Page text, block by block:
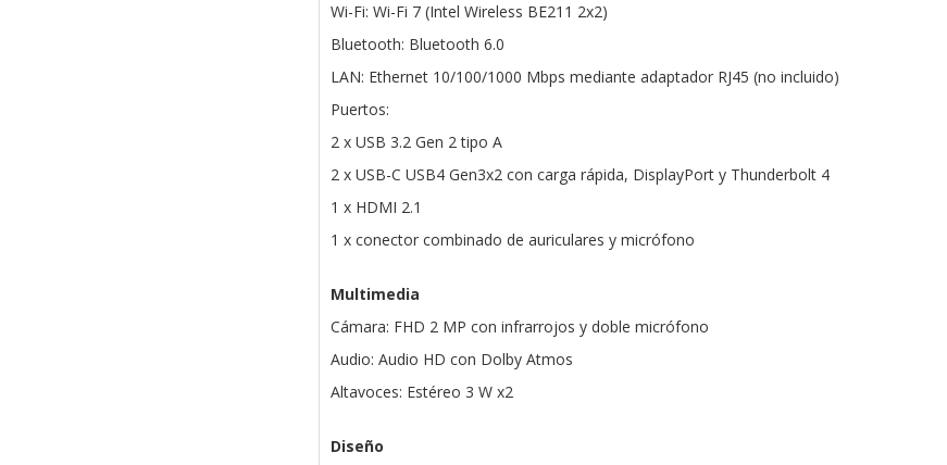
Wi-Fi: Wi-Fi 7 (Intel Wireless BE211 2x2)
Bluetooth: Bluetooth 6.0
LAN: Ethernet 10/100/1000 Mbps mediante adaptador RJ45 (no incluido)
Puertos:
2 x USB 3.2 Gen 2 tipo A
2 x USB-C USB4 Gen3x2 con carga rápida, DisplayPort y Thunderbolt 4
1 x HDMI 2.1
1 x conector combinado de auriculares y micrófono
Multimedia
Cámara: FHD 2 MP con infrarrojos y doble micrófono
Audio: Audio HD con Dolby Atmos
Altavoces: Estéreo 3 W x2
Diseño